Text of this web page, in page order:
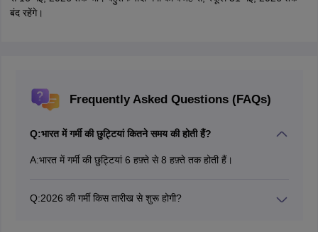
बंद रहेंगे।
Frequently Asked Questions (FAQs)
Q:भारत में गर्मी की छुट्टियां कितने समय की होती हैं?
A:भारत में गर्मी की छुट्टियां 6 हफ़्ते से 8 हफ़्ते तक होती हैं।
Q:2026 की गर्मी किस तारीख से शुरू होगी?